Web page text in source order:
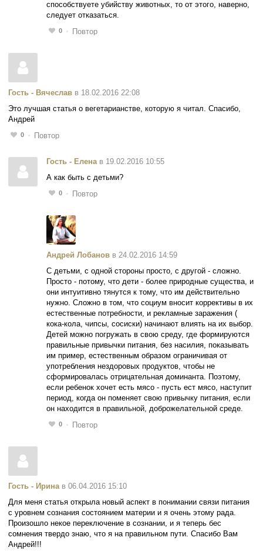
способствуете убийству животных, то от этого, наверно,
следует отказаться.
0 Повтор
Гость - Вячеслав в 18.02.2016 22:08
Это лучшая статья о вегетарианстве, которую я читал. Спасибо,
Андрей
0 Повтор
Гость - Елена в 19.02.2016 10:55
А как быть с детьми?
0 Повтор
Андрей Лобанов в 24.02.2016 14:59
С детьми, с одной стороны просто, с другой - сложно.
Просто - потому, что дети - более природные существа, и
они интуитивно тянутся к тому, что им действительно
нужно. Сложно в том, что социум вносит коррективы в их
естественные потребности, и рекламные заражения (
кока-кола, чипсы, сосиски) начинают влиять на их выбор.
Детей можно погружать в свою среду, где формируются
правильные привычки питания, без насилия, показывать
им пример, естественным образом ограничивая от
употребления нездоровых продуктов, чтобы не
сформировалась отрицательная доминанта. Поэтому,
если ребенок хочет есть мясо - пусть ест мясо, наступит
период, когда он поменяет свою привычку питания, если
он находится в правильной, доброжелательной среде.
0 Повтор
Гость - Ирина в 06.04.2016 15:10
Для меня статья открыла новый аспект в понимании связи питания
с уровнем сознания состоянием материи и я очень этому рада.
Произошло некое переключение в сознании, и я теперь бес
сомнения твердо знаю, что я на правильном пути. Спасибо Вам
Андрей!!!